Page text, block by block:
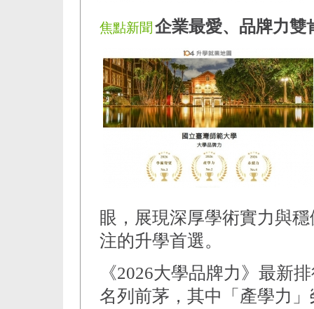
焦點新聞企業最愛、品牌力雙
眼，展現深厚學術實力與
注的升學首選。
《2026大學品牌力》最新
名列前茅，其中「產學力